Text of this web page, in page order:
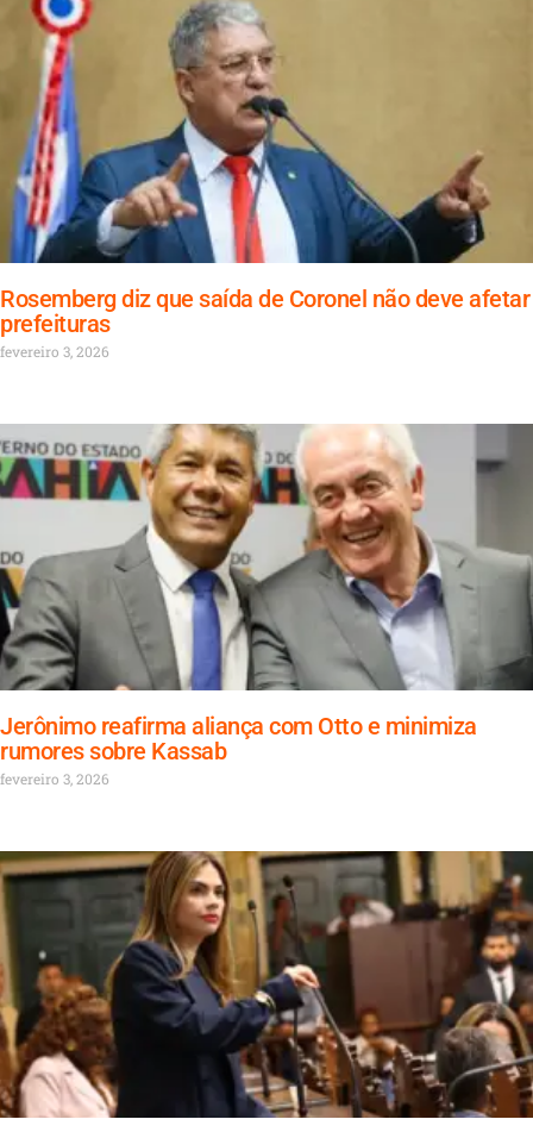
Rosemberg diz que saída de Coronel não deve afetar
prefeituras
fevereiro 3, 2026
Jerônimo reafirma aliança com Otto e minimiza
rumores sobre Kassab
fevereiro 3, 2026